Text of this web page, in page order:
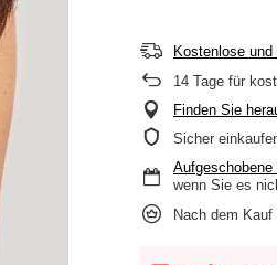
Kostenlose
14 Tage für
Finden Sie
Sicher
Aufgeschobene
wenn Sie es
Nach dem